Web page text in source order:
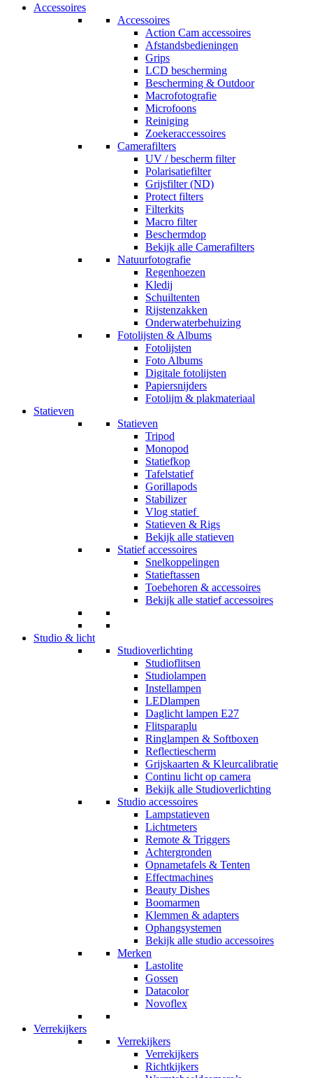
Accessoires
Accessoires
Action Cam accessoires
Afstandsbedieningen
Grips
LCD bescherming
Bescherming & Outdoor
Macrofotografie
Microfoons
Reiniging
Zoekeraccessoires
Camerafilters
UV / bescherm filter
Polarisatiefilter
Grijsfilter (ND)
Protect filters
Filterkits
Macro filter
Beschermdop
Bekijk alle Camerafilters
Natuurfotografie
Regenhoezen
Kledij
Schuiltenten
Rijstenzakken
Onderwaterbehuizing
Fotolijsten & Albums
Fotolijsten
Foto Albums
Digitale fotolijsten
Papiersnijders
Fotolijm & plakmateriaal
Statieven
Statieven
Tripod
Monopod
Statiefkop
Tafelstatief
Gorillapods
Stabilizer
Vlog statief
Statieven & Rigs
Bekijk alle statieven
Statief accessoires
Snelkoppelingen
Statieftassen
Toebehoren & accessoires
Bekijk alle statief accessoires
Studio & licht
Studioverlichting
Studioflitsen
Studiolampen
Instellampen
LEDlampen
Daglicht lampen E27
Flitsparaplu
Ringlampen & Softboxen
Reflectiescherm
Grijskaarten & Kleurcalibratie
Continu licht op camera
Bekijk alle Studioverlichting
Studio accessoires
Lampstatieven
Lichtmeters
Remote & Triggers
Achtergronden
Opnametafels & Tenten
Effectmachines
Beauty Dishes
Boomarmen
Klemmen & adapters
Ophangsystemen
Bekijk alle studio accessoires
Merken
Lastolite
Gossen
Datacolor
Novoflex
Verrekijkers
Verrekijkers
Verrekijkers
Richtkijkers